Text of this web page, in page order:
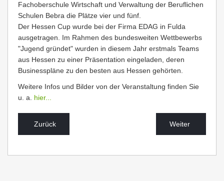
Fachoberschule Wirtschaft und Verwaltung der Beruflichen
Schulen Bebra die Plätze vier und fünf.
Der Hessen Cup wurde bei der Firma EDAG in Fulda
ausgetragen. Im Rahmen des bundesweiten Wettbewerbs
"Jugend gründet" wurden in diesem Jahr erstmals Teams
aus Hessen zu einer Präsentation eingeladen, deren
Businesspläne zu den besten aus Hessen gehörten.
Weitere Infos und Bilder von der Veranstaltung finden Sie
u. a. hier...
Zurück Weiter